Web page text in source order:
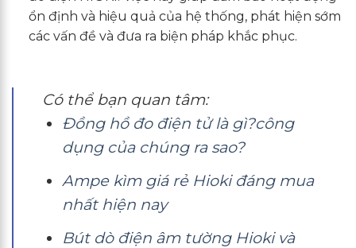
ổn định và hiệu quả của hệ thống, phát hiện sớm
các vấn đề và đưa ra biện pháp khắc phục.
Có thể bạn quan tâm:
Đồng hồ đo điện tử là gì?công
dụng của chúng ra sao?
Ampe kìm giá rẻ Hioki đáng mua
nhất hiện nay
Bút dò điện âm tường Hioki và